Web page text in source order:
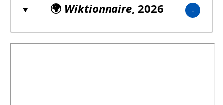
🌍 Wiktionnaire, 2026